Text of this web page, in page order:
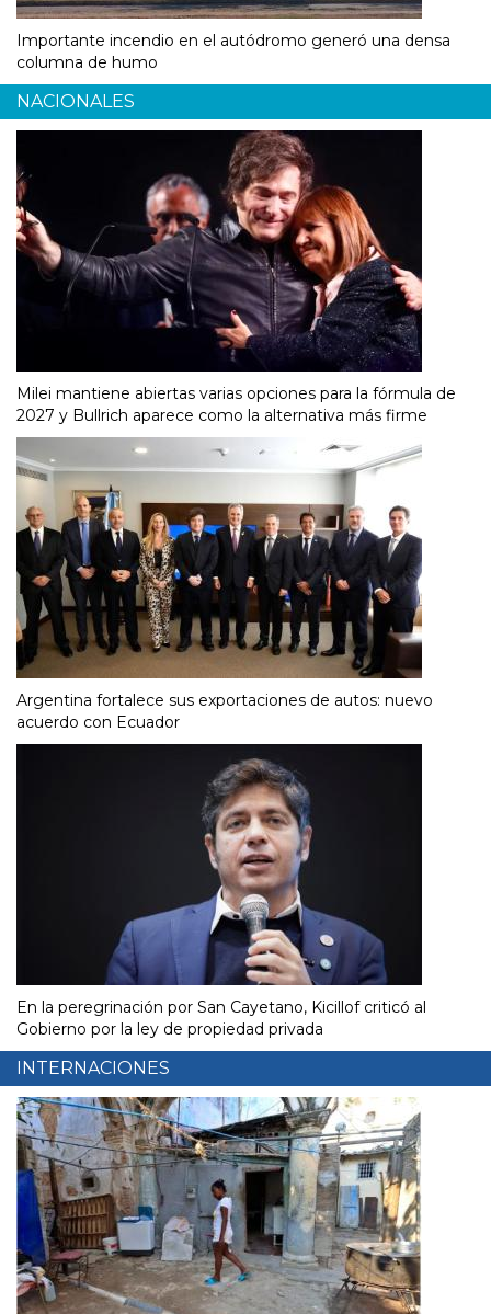
Importante incendio en el autódromo generó una densa
columna de humo
NACIONALES
Milei mantiene abiertas varias opciones para la fórmula de
2027 y Bullrich aparece como la alternativa más firme
Argentina fortalece sus exportaciones de autos: nuevo
acuerdo con Ecuador
En la peregrinación por San Cayetano, Kicillof criticó al
Gobierno por la ley de propiedad privada
INTERNACIONES